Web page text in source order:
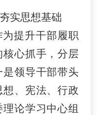
实思想基础
提升干部履职
心抓手，分层
领导干部带头
、宪法、行政
论学习中心组